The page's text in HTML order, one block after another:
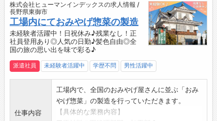
株式会社ヒューマンインデックスの求人情報 /
長野県東御市
工場内にておみやげ惣菜の製造
未経験者活躍中！日祝休み♪残業なし！正
社員登用あり◎人気の日勤♪髪色自由◎全
国の旅の思い出を味で彩る♪
派遣社員 未経験者活躍中 学歴不問 男性活躍中
仕事内容
工場内で、全国のおみやげ屋さんに並ぶ「おみ
やげ惣菜」の製造を行っていただきます。
【具体的な業務内容】